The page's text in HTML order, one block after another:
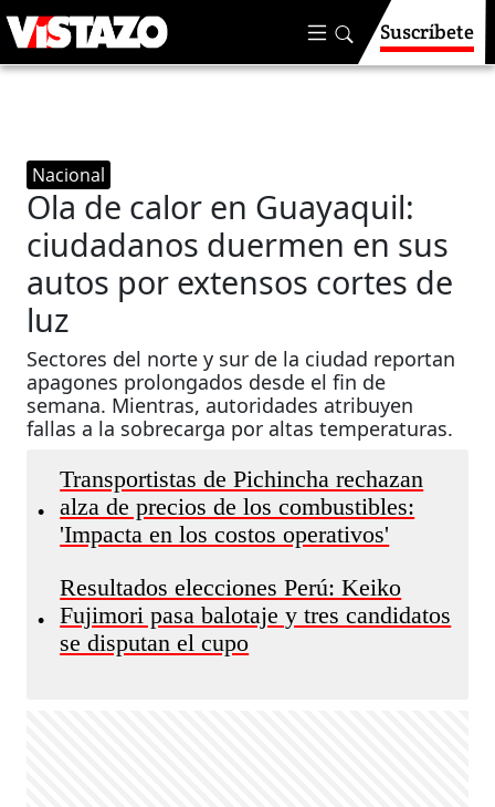
Suscríbete
Nacional
Ola de calor en Guayaquil:
ciudadanos duermen en sus
autos por extensos cortes de
luz
Sectores del norte y sur de la ciudad reportan
apagones prolongados desde el fin de
semana. Mientras, autoridades atribuyen
fallas a la sobrecarga por altas temperaturas.
•
Transportistas de Pichincha rechazan
alza de precios de los combustibles:
'Impacta en los costos operativos'
•
Resultados elecciones Perú: Keiko
Fujimori pasa balotaje y tres candidatos
se disputan el cupo